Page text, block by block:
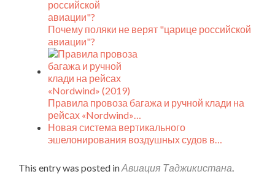
Почему поляки не верят "царице российской
авиации"?
Правила провоза багажа и ручной клади на
рейсах «Nordwind»…
Новая система вертикального
эшелонирования воздушных судов в…
This entry was posted inАвиация Таджикистана.